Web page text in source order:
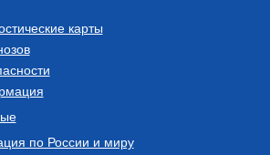
карты
по России и миру